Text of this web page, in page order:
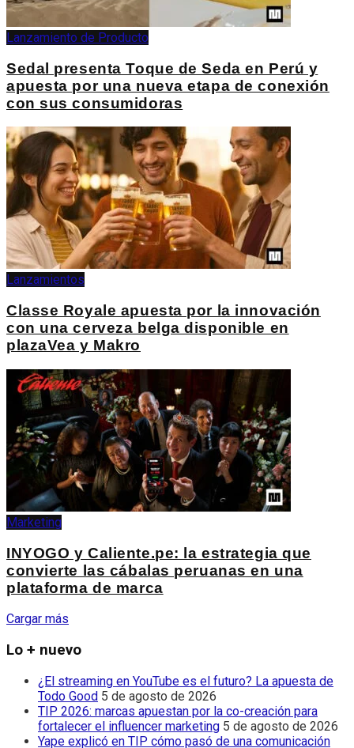
Lanzamiento de Producto
Sedal presenta Toque de Seda en Perú y
apuesta por una nueva etapa de conexión
con sus consumidoras
Lanzamientos
Classe Royale apuesta por la innovación
con una cerveza belga disponible en
plazaVea y Makro
Marketing
INYOGO y Caliente.pe: la estrategia que
convierte las cábalas peruanas en una
plataforma de marca
Cargar más
Lo + nuevo
¿El streaming en YouTube es el futuro? La apuesta de
Todo Good 5 de agosto de 2026
TIP 2026: marcas apuestan por la co-creación para
fortalecer el influencer marketing 5 de agosto de 2026
Yape explicó en TIP cómo pasó de una comunicación